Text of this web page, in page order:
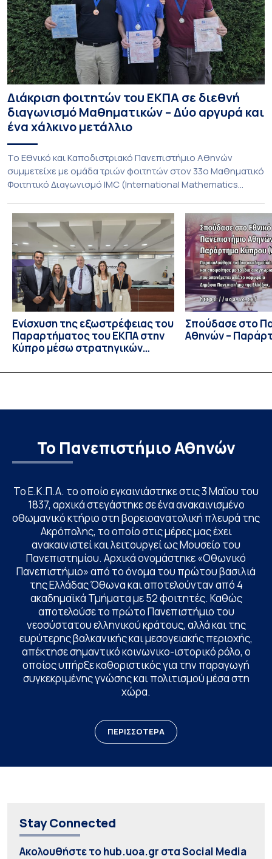
Διάκριση φοιτητών του ΕΚΠΑ σε διεθνή
διαγωνισμό Μαθηματικών – Δύο αργυρά και
ένα χάλκινο μετάλλιο
To Εθνικό και Καποδιστριακό Πανεπιστήμιο Αθηνών
συμμετείχε με ομάδα τριών φοιτητών στον 33ο Μαθηματικό
Φοιτητικό Διαγωνισμό IMC (International Mathematics
Ιουλίου στο Blagoevgrad της Βουλγαρίας. Σε αυτόν
συμμετείχαν 447 φοιτητές εκπροσωπώντας 135
πανεπιστήμια από 46 χώρες. Από την Ελλάδα, συμμετείχαν
επίσης το Εθνικό Μετσόβιο Πολυτεχνείο, το Αριστοτέλειο
Πανεπιστήμιο […]
Ενίσχυση της εξωστρέφειας του
Παραρτήματος του ΕΚΠΑ στην
Κύπρο μέσω στρατηγικών
Σπούδασε στο
Αθηνών –
Το Πανεπιστήμιο Αθηνών
Το Ε.Κ.Π.Α. το οποίο εγκαινιάστηκε στις 3 Μαΐου του
1837, αρχικά στεγάστηκε σε ένα ανακαινισμένο
οθωμανικό κτήριο στη βορειοανατολική πλευρά της
Ακρόπολης, το οποίο στις μέρες μας έχει
ανακαινιστεί και λειτουργεί ως Μουσείο του
Πανεπιστημίου. Αρχικά ονομάστηκε «Οθωνικό
Πανεπιστήμιο» από το όνομα του πρώτου βασιλιά
της Ελλάδας Όθωνα και αποτελούνταν από 4
ακαδημαϊκά Τμήματα με 52 φοιτητές. Καθώς
αποτελούσε το πρώτο Πανεπιστήμιο του
νεοσύστατου ελληνικού κράτους, αλλά και της
ευρύτερης βαλκανικής και μεσογειακής περιοχής,
απέκτησε σημαντικό κοινωνικο-ιστορικό ρόλο, ο
οποίος υπήρξε καθοριστικός για την παραγωγή
συγκεκριμένης γνώσης και πολιτισμού μέσα στη
χώρα.
ΠΕΡΙΣΣΟΤΕΡΑ
Stay Connected
Ακολουθήστε το hub.uoa.gr στα Social Media